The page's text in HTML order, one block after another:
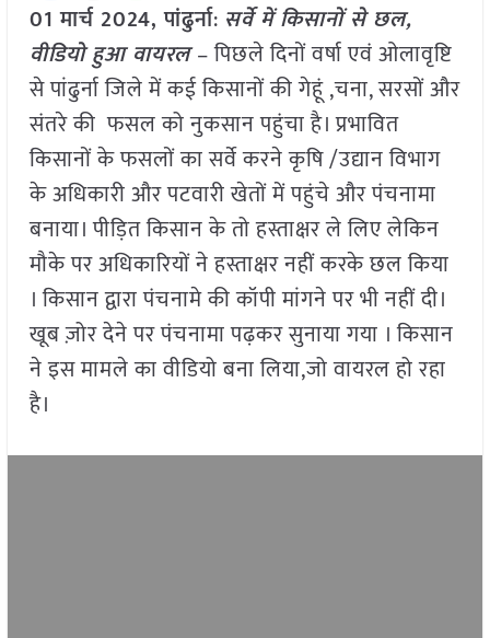
01 मार्च 2024, पांढुर्ना: सर्वे में किसानों से छल,
वीडियो हुआ वायरल– पिछले दिनों वर्षा एवं ओलावृष्टि
से पांढुर्ना जिले में कई किसानों की गेहूं ,चना, सरसों और
संतरे की फसल को नुकसान पहुंचा है। प्रभावित
किसानों के फसलों का सर्वे करने कृषि /उद्यान विभाग
के अधिकारी और पटवारी खेतों में पहुंचे और पंचनामा
बनाया। पीड़ित किसान के तो हस्ताक्षर ले लिए लेकिन
मौके पर अधिकारियों ने हस्ताक्षर नहीं करके छल किया
। किसान द्वारा पंचनामे की कॉपी मांगने पर भी नहीं दी।
खूब ज़ोर देने पर पंचनामा पढ़कर सुनाया गया । किसान
ने इस मामले का वीडियो बना लिया,जो वायरल हो रहा
है।